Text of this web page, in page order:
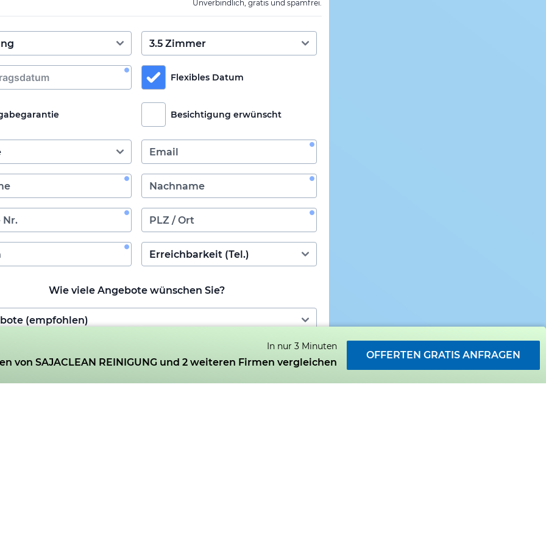
Unverbindlich, gratis und spamfrei.
Flexibles Datum
Besichtigung erwünscht
Wie viele Angebote wünschen Sie?
In nur 3 Minuten
von SAJACLEAN REINIGUNG und 2 weiteren Firmen vergleichen
OFFERTEN GRATIS ANFRAGEN